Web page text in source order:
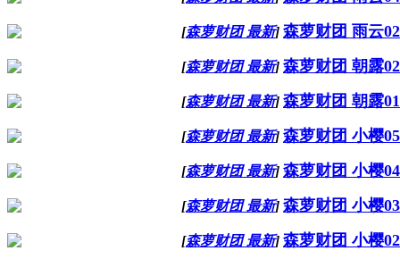
[森萝财团 最新] 森萝财团 雨云
[森萝财团 最新] 森萝财团 朝露
[森萝财团 最新] 森萝财团 朝露
[森萝财团 最新] 森萝财团 小樱
[森萝财团 最新] 森萝财团 小樱
[森萝财团 最新] 森萝财团 小樱
[森萝财团 最新] 森萝财团 小樱